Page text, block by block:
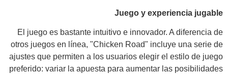
Juego y experiencia jugable
El juego es bastante intuitivo e innovador. A diferencia de
otros juegos en línea, "Chicken Road" incluye una serie de
ajustes que permiten a los usuarios elegir el estilo de juego
preferido: variar la apuesta para aumentar las posibilidades